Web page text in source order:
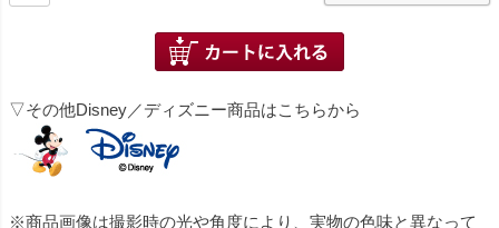
▽その他Disney／ディズニー商品はこちらから
※商品画像は撮影時の光や角度により、実物の色味と異なって